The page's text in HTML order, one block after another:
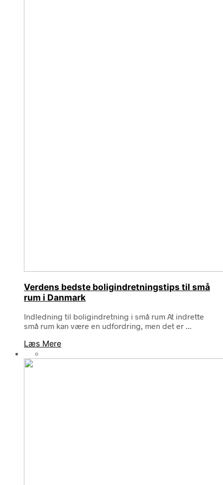
Verdens bedste boligindretningstips til små
rum i Danmark
Indledning til boligindretning i små rum At indrette
små rum kan være en udfordring, men det er ...
Læs Mere